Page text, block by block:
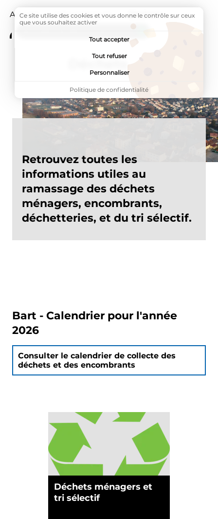
Accueil Infos pratiques Page active :
Déchets
Retrouvez toutes les
informations utiles au
ramassage des déchets
ménagers, encombrants,
déchetteries, et du tri sélectif.
Bart - Calendrier pour l'année
2026
Consulter le calendrier de collecte des
déchets et des encombrants
Déchets ménagers et
tri sélectif
Ce site utilise des cookies et vous donne le contrôle sur ceux
que vous souhaitez activer
Tout accepter
Tout refuser
Personnaliser
Politique de confidentialité